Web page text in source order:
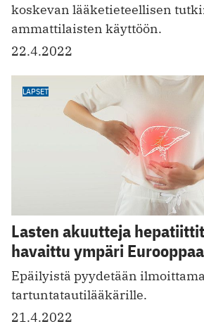
koskevan lääketieteellisen
ammattilaisten käyttöön.
22.4.2022
LAPSET
Lasten akuutteja
havaittu ympäri Eurooppaa
Epäilyistä pyydetään
tartuntatautilääkärille.
21.4.2022